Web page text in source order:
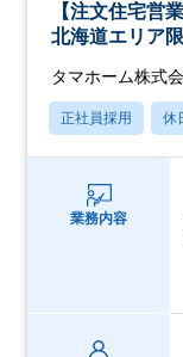
【注文住宅営
北海道エリア限
タマホーム株式
正社員採用 休
業務内容